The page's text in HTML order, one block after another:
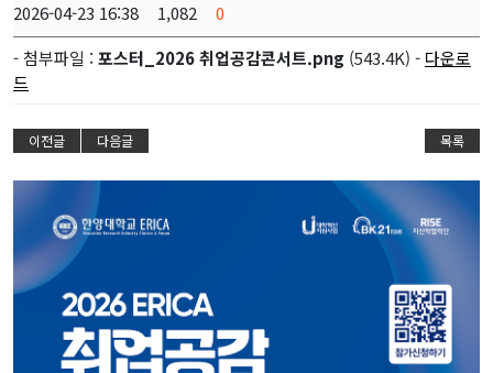
2026-04-23 16:38
1,082
0
- 첨부파일 : 포스터_2026 취업공감콘서트.png (543.4K) - 다운로
드
이전글 다음글 목록